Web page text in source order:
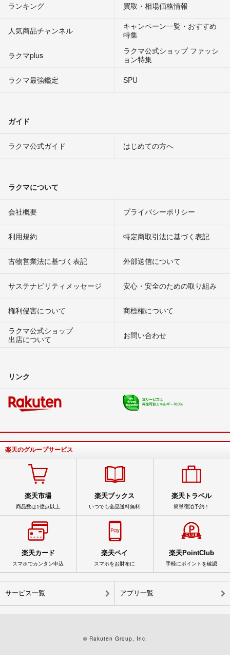
ランキング 買取・相場価格情報
人気商品チャンネル
キャンペーン一覧・おすすめ
特集
ラクマplus
ラクマ公式ショップ ファッシ
ョン特集
ラクマ最強鑑定
SPU
ガイド
ラクマ公式ガイド はじめての方へ
ラクマについて
会社概要 プライバシーポリシー
利用規約 特定商取引法に基づく表記
古物営業法に基づく表記 外部送信について
サステナビリティメッセージ 安心・安全のための取り組み
権利侵害について
商標権について
ラクマ公式ショップ
出店について
お問い合わせ
リンク
楽天のグループサービス
楽天市場
商品数は1億点以上
楽天ブックス
いつでも全品送料無料
楽天トラベル
簡単宿泊予約！
楽天カード
スマホでカンタン申込
楽天ペイ
スマホをお財布に
楽天PointClub
手軽にポイントを確認
サービス一覧 アプリ一覧
© Rakuten Group, Inc.